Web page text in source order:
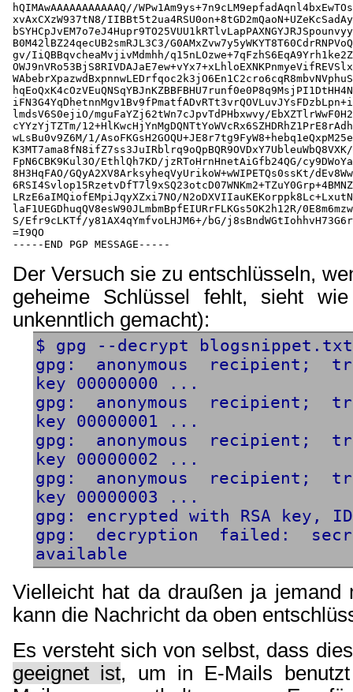
hQIMAwAAAAAAAAAAAQ//
xvAxCXzW937tN8/
B0M42lBZ24qecUB2smRJL3C3/
gv/IiQBBqvcheaMvjivMdmhh/
lmdsV6S0ejiO/mguFaYZj62tWn7cJpvTdPHbxwvy/
cYYzYjTZTm/
wLsBu0v9Z6M/1/
FpN6CBK9Kul3O/EthlQh7KD/jzRToHrnHnetAiGfb24QG/
8H3HqFAO/GQyA2XV8ArksyheqVyUrikoW+wWIPETQs0ssKt/
LRzE6aIMQiofEMpiJqyXZxi7NO/
laF1UEGDhuqQV8esW90JLmbmBpfEIURrFLKGs5OK2h12R/
S/Efr9cLKTf/y81AX4qYmfvoLHJM6+/bG/
=I9QO
Der Versuch sie zu entschlüsseln,
geheime Schlüssel fehlt, sieht
unkenntlich gemacht):
$ gpg --decrypt
gpg: anonymous recipient;
key 00000000 ...
gpg: anonymous recipient;
key 00000001 ...
gpg: anonymous recipient;
key 00000002 ...
gpg: anonymous recipient;
key 00000003 ...
gpg: encrypted with RSA key, ID
gpg: decryption failed:
available
Vielleicht hat da draußen ja jemand
kann die Nachricht da oben
Es versteht sich von selbst, dass
geeignet ist, um in E-Mails